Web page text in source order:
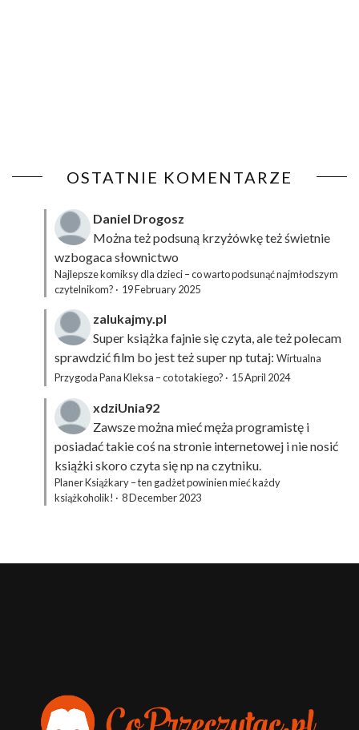
OSTATNIE KOMENTARZE
Daniel Drogosz
Można też podsuną krzyżówkęteż świetnie
wzbogaca słownictwo
Najlepsze komiksy dla dzieci – co warto podsunąć najmłodszym
czytelnikom? · 19 February 2025
zalukajmy.pl
Super książka fajnie się czyta, ale też polecam
sprawdzić film bo jest też super np tutaj: Wirtualna
Przygoda Pana Kleksa – co to takiego? · 15 April 2024
xdziUnia92
Zawsze można mieć męża programistę i
posiadać takie coś na stronie internetowej i nie nosić
książki skoro czyta się np na czytniku.
Planer Książkary – ten gadżet powinien mieć każdy
książkoholik! · 8 December 2023